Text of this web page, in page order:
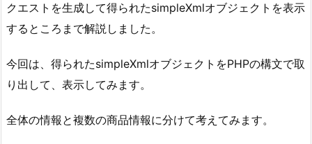
クエストを生成して得られたsimpleXmlオブジェクトを表示
するところまで解説しました。
今回は、得られたsimpleXmlオブジェクトをPHPの構文で取
り出して、表示してみます。
全体の情報と複数の商品情報に分けて考えてみます。